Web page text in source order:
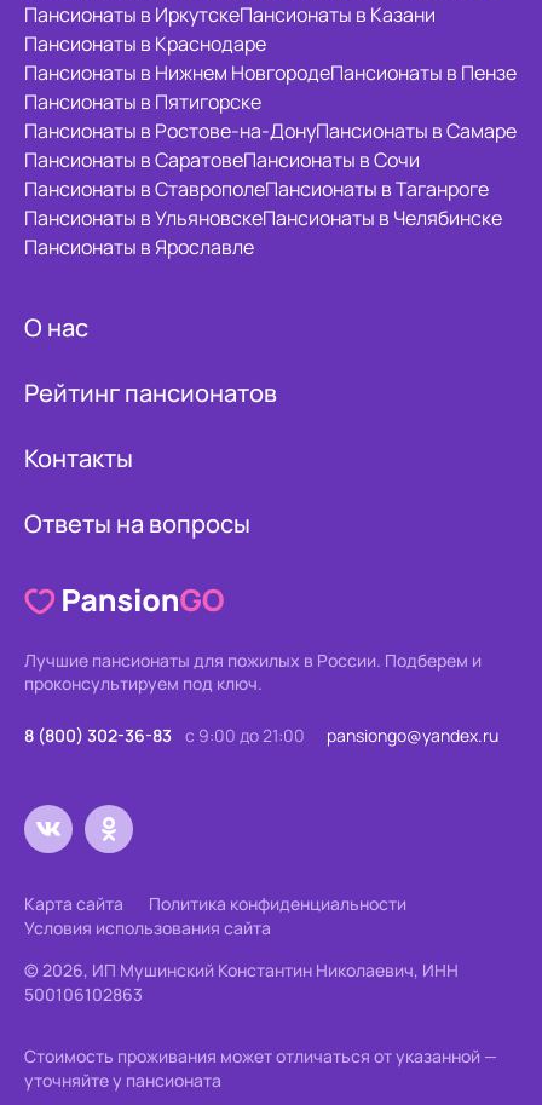
Пансионаты в ИркутскеПансионаты в Казани
Пансионаты в Краснодаре
Пансионаты в Нижнем НовгородеПансионаты в Пензе
Пансионаты в Пятигорске
Пансионаты в Ростове-на-ДонуПансионаты в Самаре
Пансионаты в СаратовеПансионаты в Сочи
Пансионаты в СтаврополеПансионаты в Таганроге
Пансионаты в УльяновскеПансионаты в Челябинске
Пансионаты в Ярославле
О нас
Рейтинг пансионатов
Контакты
Ответы на вопросы
Лучшие пансионаты для пожилых в России. Подберем и
проконсультируем под ключ.
8 (800) 302-36-83 с 9:00 до 21:00 pansiongo@yandex.ru
Карта сайта
Политика конфиденциальности
Условия использования сайта
© 2026, ИП Мушинский Константин Николаевич, ИНН
500106102863
Стоимость проживания может отличаться от указанной —
уточняйте у пансионата